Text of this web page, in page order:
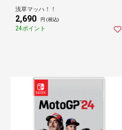
浅草マッハ！！
2,690 円 (税込)
24ポイント